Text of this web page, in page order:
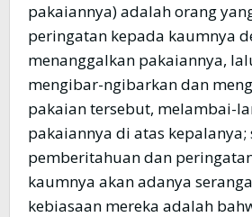
pakaiannya) adalah orang
peringatan kepada kaumnya
menanggalkan pakaiannya,
mengibar-ngibarkan dan
pakaian tersebut, melambai-
pakaiannya di atas
pemberitahuan dan
kaumnya akan adanya
kebiasaan mereka adalah